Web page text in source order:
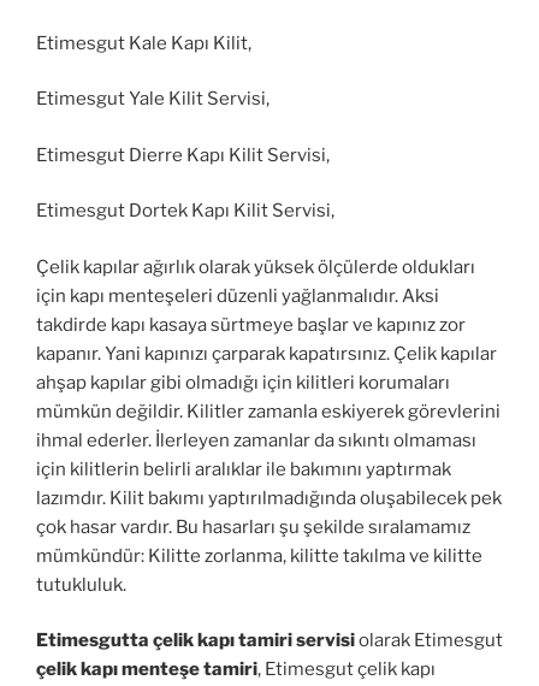
Etimesgut Kale Kapı Kilit,
Etimesgut Yale Kilit Servisi,
Etimesgut Dierre Kapı Kilit Servisi,
Etimesgut Dortek Kapı Kilit Servisi,
Çelik kapılar ağırlık olarak yüksek ölçülerde oldukları
için kapı menteşeleri düzenli yağlanmalıdır. Aksi
takdirde kapı kasaya sürtmeye başlar ve kapınız zor
kapanır. Yani kapınızı çarparak kapatırsınız. Çelik kapılar
ahşap kapılar gibi olmadığı için kilitleri korumaları
mümkün değildir. Kilitler zamanla eskiyerek görevlerini
ihmal ederler. İlerleyen zamanlar da sıkıntı olmaması
için kilitlerin belirli aralıklar ile bakımını yaptırmak
lazımdır. Kilit bakımı yaptırılmadığında oluşabilecek pek
çok hasar vardır. Bu hasarları şu şekilde sıralamamız
mümkündür: Kilitte zorlanma, kilitte takılma ve kilitte
tutukluluk.
Etimesgutta çelik kapı tamiri servisiolarak Etimesgut
çelik kapı menteşe tamiri, Etimesgut çelik kapı